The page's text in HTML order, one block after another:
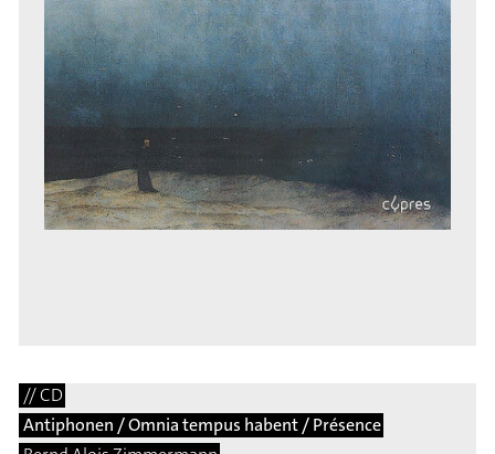
// CD
Antiphonen / Omnia tempus habent / Présence